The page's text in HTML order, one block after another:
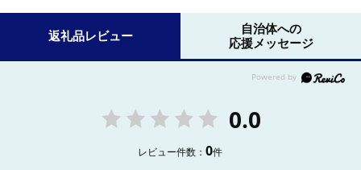
返礼品レビュー
自治体への
応援メッセージ
0.0
レビュー件数：0件